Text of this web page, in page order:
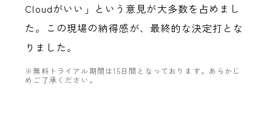
Cloudがいい」という意見が大多数を占めまし
た。この現場の納得感が、最終的な決定打とな
りました。
※無料トライアル期間は15日間となっております。あらかじ
めご了承ください。